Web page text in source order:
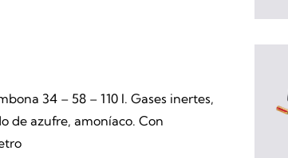
34 – 58 – 110 I. Gases inertes,
de azufre, amoníaco. Con